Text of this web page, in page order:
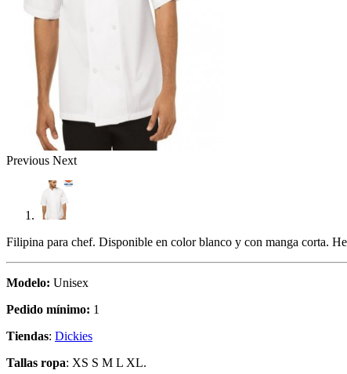
Previous Next
Filipina para chef. Disponible en color blanco y con manga corta.
Modelo: Unisex
Pedido mínimo: 1
Tiendas: Dickies
Tallas ropa: XS S M L XL.